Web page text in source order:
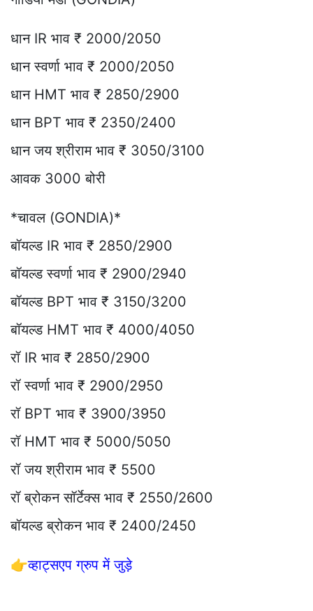
धान IR भाव ₹ 2000/2050
धान स्वर्णा भाव ₹ 2000/2050
धान HMT भाव ₹ 2850/2900
धान BPT भाव ₹ 2350/2400
धान जय श्रीराम भाव ₹ 3050/3100
आवक 3000 बोरी
*चावल (GONDIA)*
बॉयल्ड IR भाव ₹ 2850/2900
बॉयल्ड स्वर्णा भाव ₹ 2900/2940
बॉयल्ड BPT भाव ₹ 3150/3200
बॉयल्ड HMT भाव ₹ 4000/4050
रॉ IR भाव ₹ 2850/2900
रॉ स्वर्णा भाव ₹ 2900/2950
रॉ BPT भाव ₹ 3900/3950
रॉ HMT भाव ₹ 5000/5050
रॉ जय श्रीराम भाव ₹ 5500
रॉ ब्रोकन सॉर्टेक्स भाव ₹ 2550/2600
बॉयल्ड ब्रोकन भाव ₹ 2400/2450
👉व्हाट्सएप ग्रुप में जुड़े